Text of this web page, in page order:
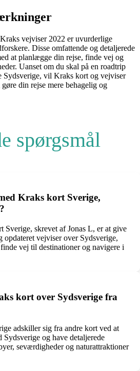
vejviser 2022 er uvurderlige
Disse omfattende og detaljerede
at planlægge din rejse, finde vej og
Uanset om du skal på en roadtrip
Sydsverige, vil Kraks kort og vejviser
din rejse mere behagelig og
spørgsmål
Kraks kort Sverige,
Sverige, skrevet af Jonas L, er at give
opdateret vejviser over Sydsverige,
vej til destinationer og navigere i
kort over Sydsverige fra
adskiller sig fra andre kort ved at
og have detaljerede
seværdigheder og naturattraktioner